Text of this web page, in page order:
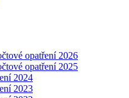
opatření 2026
opatření 2025
2024
2023